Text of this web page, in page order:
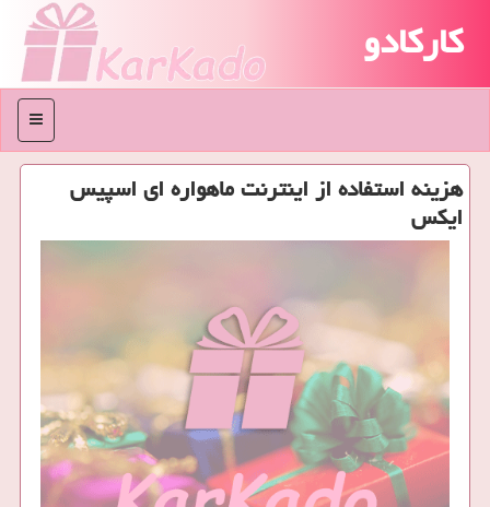
کارکادو
منو
هزینه استفاده از اینترنت ماهواره ای اسپیس
ایكس